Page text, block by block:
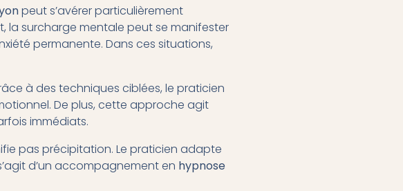
peut s’avérer particulièrement
la surcharge mentale peut se manifester
permanente. Dans ces situations,
à des techniques ciblées, le praticien
De plus, cette approche agit
immédiats.
pas précipitation. Le praticien adapte
d’un accompagnement en hypnose